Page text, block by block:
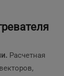
Расчетная